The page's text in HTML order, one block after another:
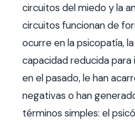
circuitos del miedo y la
circuitos funcionan de
ocurre en la psicopatía,
capacidad reducida
en el pasado, le han
negativas o han
términos simples: el